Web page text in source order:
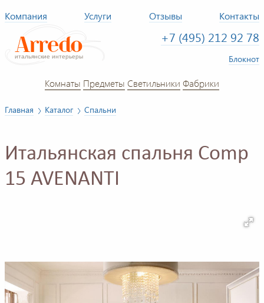
Компания Услуги Отзывы Контакты
+7 (495) 212 92 78
Блокнот
Комнаты Предметы Светильники Фабрики
Главная Каталог Спальни
Итальянская спальня Comp
15 AVENANTI